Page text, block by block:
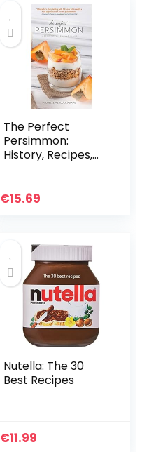
The Perfect
Persimmon:
History, Recipes,
€15.69
Nutella: The 30
Best Recipes
€11.99